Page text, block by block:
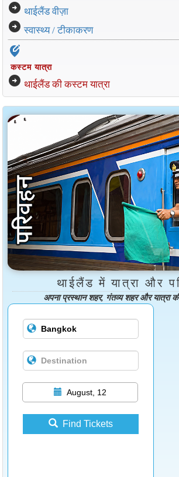
arrow_circle_right थाईलैंड वीज़ा
arrow_circle_right स्वास्थ्य / टीकाकरण
edit_location_alt
कस्टम यात्रा
arrow_circle_right थाईलैंड की कस्टम यात्रा
थाईलैंड में यात्रा और
अपना प्रस्थान शहर, गंतव्य शहर और यात्रा
August, 12
Find Tickets